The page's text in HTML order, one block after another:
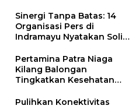
Kebakaran
Sinergi Tanpa Batas: 14
Organisasi Pers di
Indramayu Nyatakan Solid
Pertamina Patra Niaga
Kilang Balongan
Tingkatkan Kesehatan
Pemeriksaan Kesehatan
Pulihkan Konektivitas